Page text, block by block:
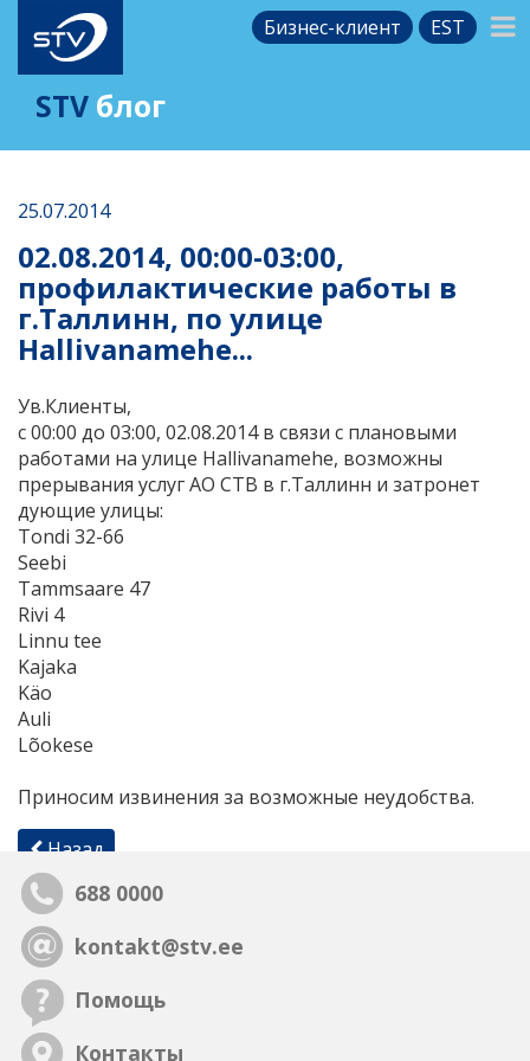
Бизнес-клиент EST
STV блог
25.07.2014
02.08.2014, 00:00-03:00,
профилактические работы в
г.Таллинн, по улице
Hallivanamehe...
Ув.Клиенты,
c 00:00 до 03:00, 02.08.2014 в связи с плановыми
работами на улице Hallivanamehe, возможны
прерывания услуг АО СТВ в г.Таллинн и затронет
дующие улицы:
Tondi 32-66
Seebi
Tammsaare 47
Rivi 4
Linnu tee
Kajaka
Käo
Auli
Lõokese
Приносим извинения за возможные неудобства.
Назад
688 0000
kontakt@stv.ee
Помощь
Контакты